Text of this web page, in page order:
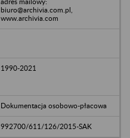
biuro@archivia.com.pl,
www.archivia.com
1990-2021
Dokumentacja osobowo-płacowa
992700/611/126/2015-SAK